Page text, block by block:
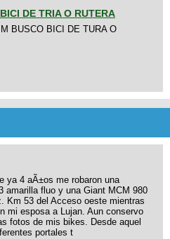
DE TRIA O RUTERA
BUSCO BICI DE TURA O
ya 4 aÃ±os me robaron una
amarilla fluo y una Giant MCM 980
Km 53 del Acceso oeste mientras
mi esposa a Lujan. Aun conservo
fotos de mis bikes. Desde aquel
portales t